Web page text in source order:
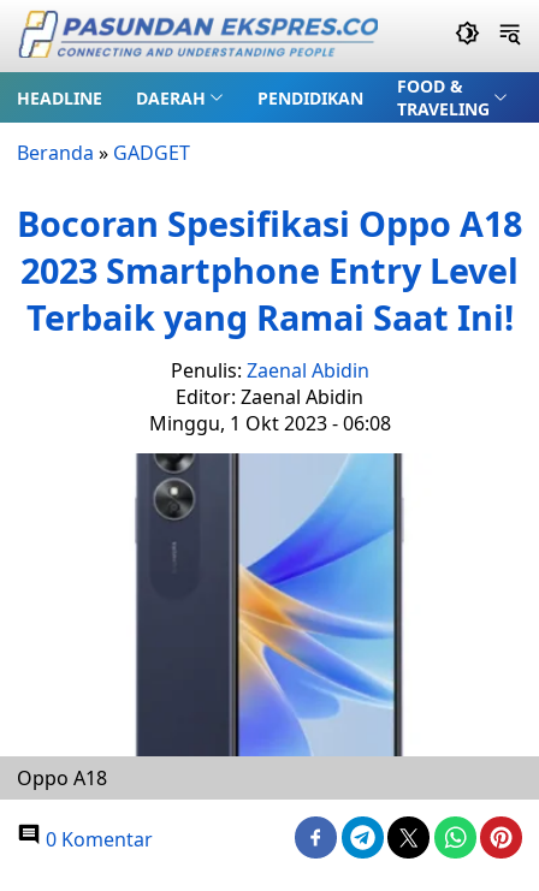
HEADLINE DAERAH PENDIDIKAN
FOOD &
TRAVELING
Beranda » GADGET
Bocoran Spesifikasi Oppo A18
2023 Smartphone Entry Level
Terbaik yang Ramai Saat Ini!
Penulis: Zaenal Abidin
Editor: Zaenal Abidin
Minggu, 1 Okt 2023 - 06:08
Oppo A18
0 Komentar